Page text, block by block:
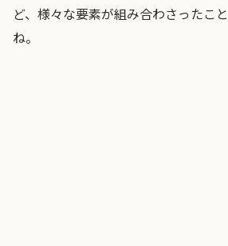
ど、様々な要素が組み合わさったこ
ね。